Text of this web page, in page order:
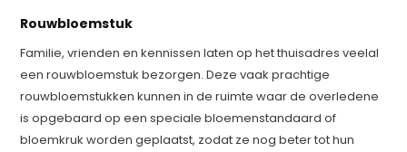
Rouwbloemstuk
Familie, vrienden en kennissen laten op het thuisadres veelal
een rouwbloemstuk bezorgen. Deze vaak prachtige
rouwbloemstukken kunnen in de ruimte waar de overledene
is opgebaard op een speciale bloemenstandaard of
bloemkruk worden geplaatst, zodat ze nog beter tot hun